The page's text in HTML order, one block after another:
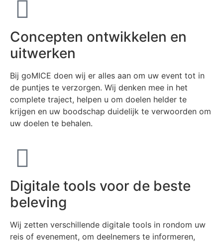
Concepten ontwikkelen en
uitwerken
Bij goMICE doen wij er alles aan om uw event tot in
de puntjes te verzorgen. Wij denken mee in het
complete traject, helpen u om doelen helder te
krijgen en uw boodschap duidelijk te verwoorden om
uw doelen te behalen.
Digitale tools voor de beste
beleving
Wij zetten verschillende digitale tools in rondom uw
reis of evenement, om deelnemers te informeren,